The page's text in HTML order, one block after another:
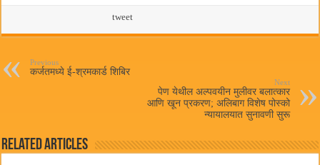
ts
pp
ail
tweet
Previous
कर्जतमध्ये ई-श्रमकार्ड शिबिर
Next
पेण येथील अल्पवयीन मुलीवर बलात्कार
आणि खून प्रकरण; अलिबाग विशेष पोस्को
न्यायालयात सुनावणी सुरू
Related Articles